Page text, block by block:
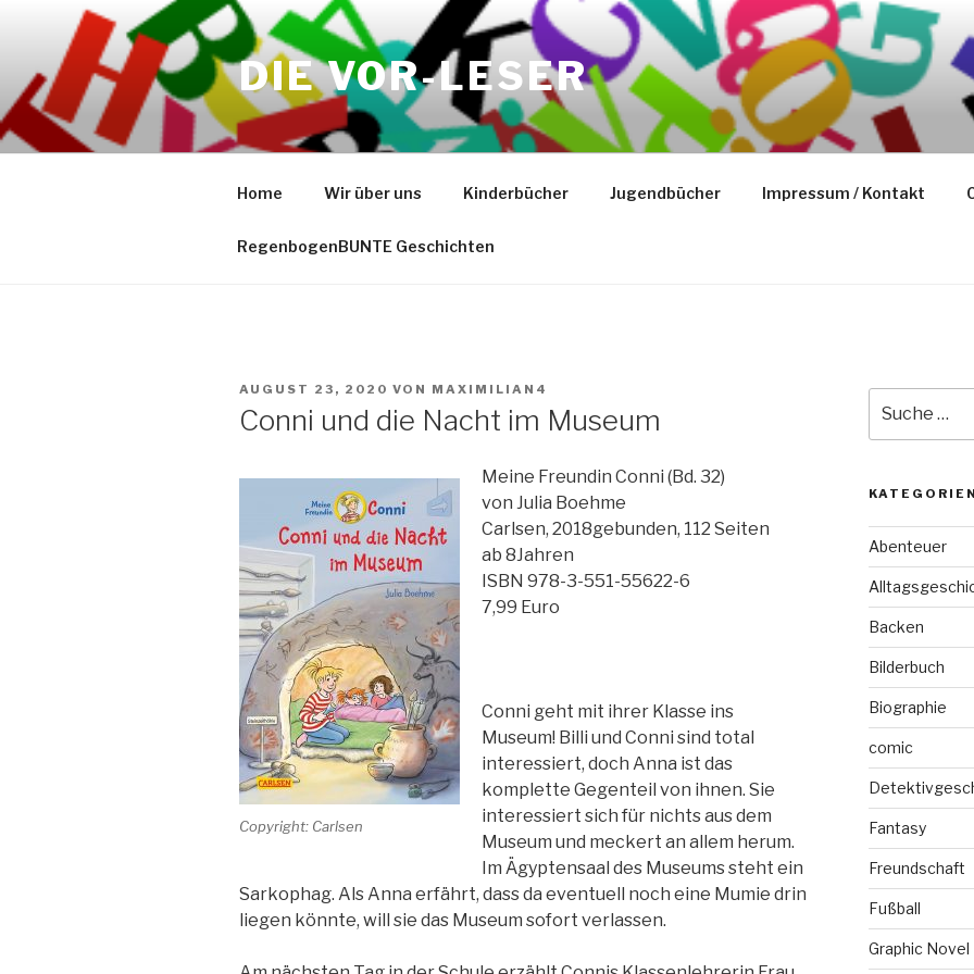
springen
DIE VOR-LESER
Home Wir über uns Kinderbücher Jugendbücher Impressum / Kontakt
RegenbogenBUNTE Geschichten
VERÖFFENTLICHT
AUGUST 23, 2020 VON MAXIMILIAN4
Conni und die Nacht im Museum
Copyright: Carlsen
Meine Freundin Conni (Bd. 32)
von Julia Boehme
Carlsen, 2018gebunden, 112 Seiten
ab 8Jahren
ISBN 978-3-551-55622-6
7,99 Euro
Conni geht mit ihrer Klasse ins
Museum! Billi und Conni sind total
interessiert, doch Anna ist das
komplette Gegenteil von ihnen. Sie
interessiert sich für nichts aus dem
Museum und meckert an allem herum.
Im Ägyptensaal des Museums steht ein
Sarkophag. Als Anna erfährt, dass da eventuell noch eine Mumie drin
liegen könnte, will sie das Museum sofort verlassen.
nach:
KATEGORIEN
Abenteuer
Backen
Bilderbuch
Biographie
comic
Fantasy
Freundschaft
Fußball
Graphic Novel